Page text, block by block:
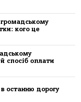
громадському
кого це
спосіб оплати
останню дорогу